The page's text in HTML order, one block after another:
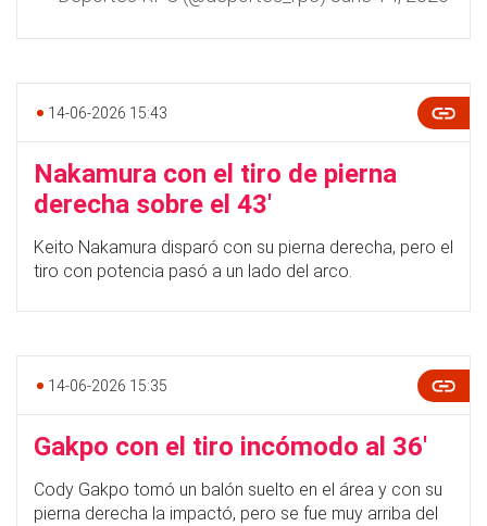
14-06-2026 15:43
Nakamura con el tiro de pierna
derecha sobre el 43'
Keito Nakamura disparó con su pierna derecha, pero el
tiro con potencia pasó a un lado del arco.
14-06-2026 15:35
Gakpo con el tiro incómodo al 36'
Cody Gakpo tomó un balón suelto en el área y con su
pierna derecha la impactó, pero se fue muy arriba del